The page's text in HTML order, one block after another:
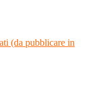
(da pubblicare in